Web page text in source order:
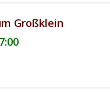
Großklein